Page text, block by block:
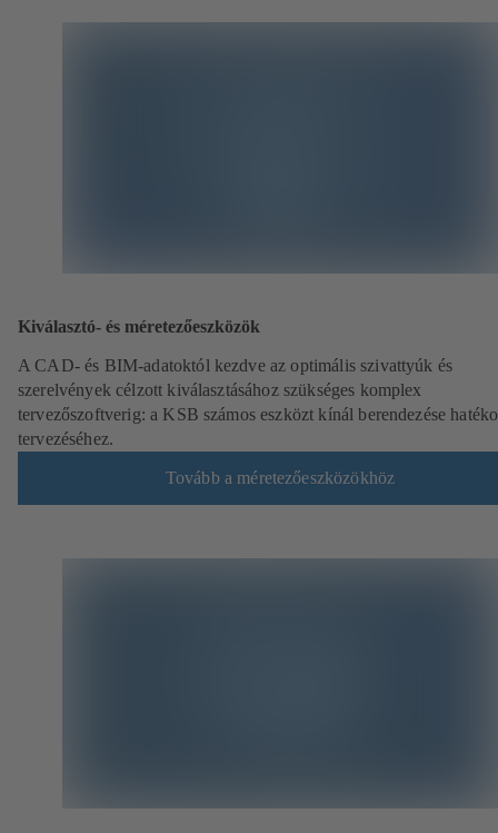
Kiválasztó- és méretezőeszközök
A CAD- és BIM-adatoktól kezdve az optimális szivattyúk és
szerelvények célzott kiválasztásához szükséges komplex
tervezőszoftverig: a KSB számos eszközt kínál berendezése
tervezéséhez.
Tovább a méretezőeszközökhöz